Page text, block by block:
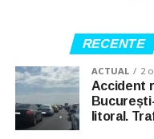
RECENTE
ACTUAL 2
Accident
litoral.